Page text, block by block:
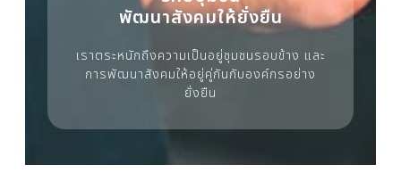
พัฒนาสังคมให้ยั่งยืน
เราตระหนักถึงความเป็นอยู่ชุมชนรอบข้าง และ
การพัฒนาสังคมให้อยู่คู่กันกับองค์กรอย่าง
ยั่งยืน